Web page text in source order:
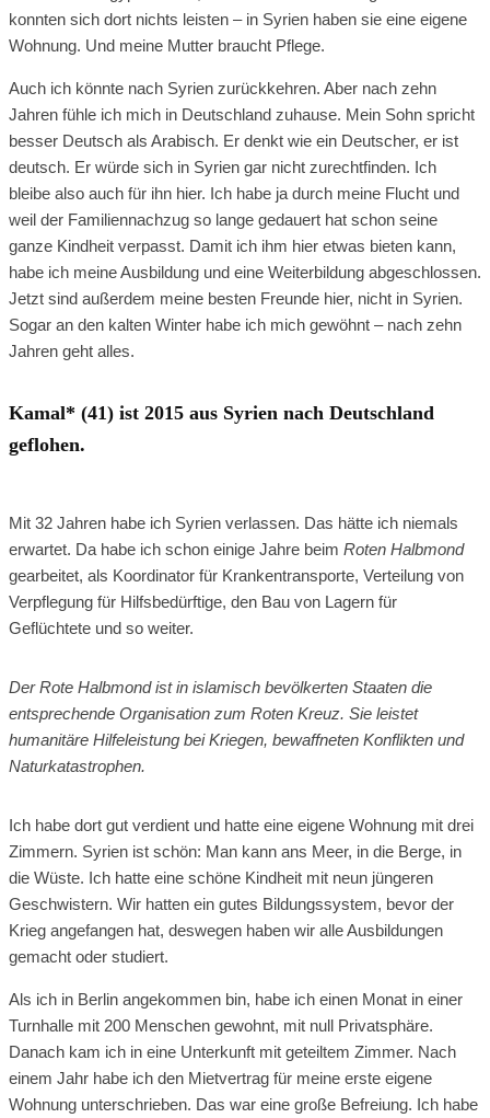
konnten sich dort nichts leisten – in Syrien haben sie eine eigene
Wohnung. Und meine Mutter braucht Pflege.
Auch ich könnte nach Syrien zurückkehren. Aber nach zehn
Jahren fühle ich mich in Deutschland zuhause. Mein Sohn spricht
besser Deutsch als Arabisch. Er denkt wie ein Deutscher, er ist
deutsch. Er würde sich in Syrien gar nicht zurechtfinden. Ich
bleibe also auch für ihn hier. Ich habe ja durch meine Flucht und
weil der Familiennachzug so lange gedauert hat schon seine
ganze Kindheit verpasst. Damit ich ihm hier etwas bieten kann,
habe ich meine Ausbildung und eine Weiterbildung abgeschlossen.
Jetzt sind außerdem meine besten Freunde hier, nicht in Syrien.
Sogar an den kalten Winter habe ich mich gewöhnt – nach zehn
Jahren geht alles.
Kamal* (41) ist 2015 aus Syrien nach Deutschland
geflohen.
Mit 32 Jahren habe ich Syrien verlassen. Das hätte ich niemals
erwartet. Da habe ich schon einige Jahre beim Roten Halbmond
gearbeitet, als Koordinator für Krankentransporte, Verteilung von
Verpflegung für Hilfsbedürftige, den Bau von Lagern für
Geflüchtete und so weiter.
Der Rote Halbmond ist in islamisch bevölkerten Staaten die
entsprechende Organisation zum Roten Kreuz. Sie leistet
humanitäre Hilfeleistung bei Kriegen, bewaffneten Konflikten und
Naturkatastrophen.
Ich habe dort gut verdient und hatte eine eigene Wohnung mit drei
Zimmern. Syrien ist schön: Man kann ans Meer, in die Berge, in
die Wüste. Ich hatte eine schöne Kindheit mit neun jüngeren
Geschwistern. Wir hatten ein gutes Bildungssystem, bevor der
Krieg angefangen hat, deswegen haben wir alle Ausbildungen
gemacht oder studiert.
Als ich in Berlin angekommen bin, habe ich einen Monat in einer
Turnhalle mit 200 Menschen gewohnt, mit null Privatsphäre.
Danach kam ich in eine Unterkunft mit geteiltem Zimmer. Nach
einem Jahr habe ich den Mietvertrag für meine erste eigene
Wohnung unterschrieben. Das war eine große Befreiung. Ich habe